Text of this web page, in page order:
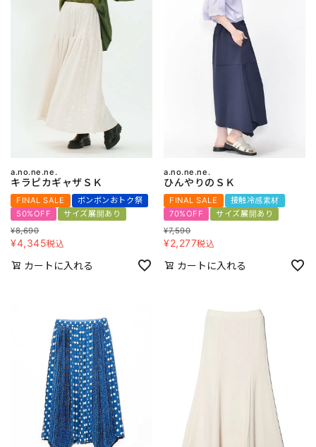
a.no.ne.ne.
キラピカギャザＳＫ
FINAL SALE
ボンボンおトク祭
50%OFF
サイズ展開あり
¥8,690
¥4,345税込
カートに入れる
a.no.ne.ne.
ひんやりのＳＫ
FINAL SALE
接触冷感素材
70%OFF
サイズ展開あり
¥7,590
¥2,277税込
カートに入れる